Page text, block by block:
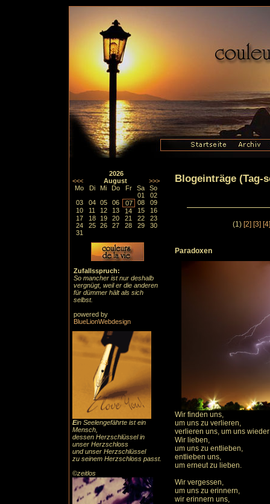
2026
<<<
August
>>>
Mo
Di Mi Do Fr Sa
So
01
02
03
04 05 06 07 08
09
10
11 12 13 14 15
16
17
18 19 20 21 22
23
24
25 26 27 28 29
30
31
Zufallsspruch:
So mancher ist nur deshalb
vergnügt, weil er die anderen
für dümmer hält als sich
selbst.
powered by
BlueLionWebdesign
Ein Seelengefährte ist ein
Mensch,
dessen Herzschlüssel in
unser Herzschloss
und unser Herzschlüssel
zu seinem Herzschloss passt.
©zeitlos
Blogeinträge (Tag-
(1) [2] [3] [4]
Paradoxen
Wir finden uns,
um uns zu verlieren,
verlieren uns, um uns
Wir lieben,
um uns zu entlieben,
entlieben uns,
um erneut zu lieben.
Wir vergessen,
um uns zu erinnern,
wir erinnern uns,